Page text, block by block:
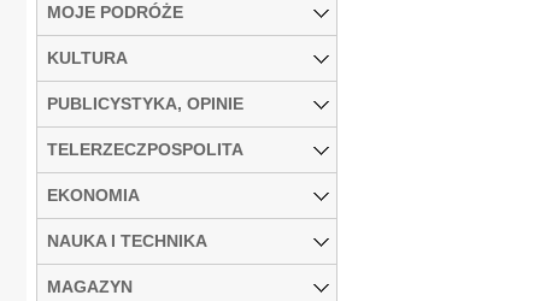
MOJE PODRÓŻE
KULTURA
PUBLICYSTYKA, OPINIE
TELERZECZPOSPOLITA
EKONOMIA
NAUKA I TECHNIKA
MAGAZYN